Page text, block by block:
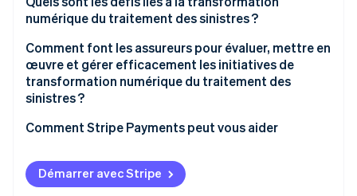
Visibilité de l’état en temps réel
Prise de décision fondée par les données
Détection de la fraude plus performante
Automatisation robotisée des processus
API et cadres d’intégration
Internet des Objets et télématique
Infrastructure de paiement numérique
données
numérique du traitement des sinistres ?
Comment font les assureurs pour évaluer, mettre en
œuvre et gérer efficacement les initiatives de
transformation numérique du traitement des
sinistres ?
Définir des objectifs mesurables
Analyser le flux de travail actuel
Prioriser les cas d’usage à fort impact
Comment Stripe Payments peut vous aider
Démarrer avec Stripe